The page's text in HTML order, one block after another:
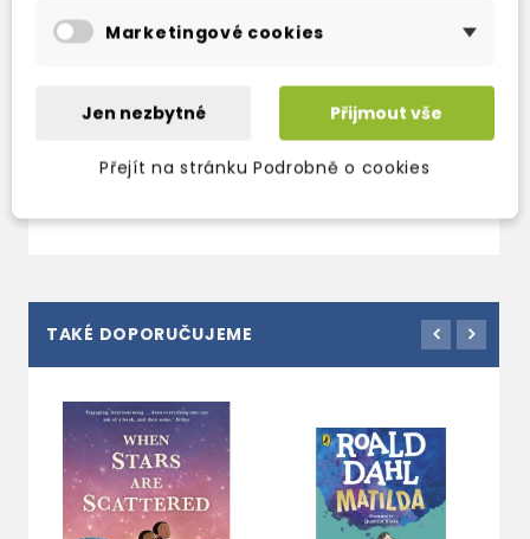
THE CARPET PEOPLE
expedujeme)
ERIC: DISCWORLD:
UNIVERSITY
COLLECTION
3-4 týdny
299 Kč -15% 254 Kč
TAKÉ DOPORUČUJEME
Marketingové cookies
Jen nezbytné Přijmout vše
Přejít na stránku Podrobně o cookies